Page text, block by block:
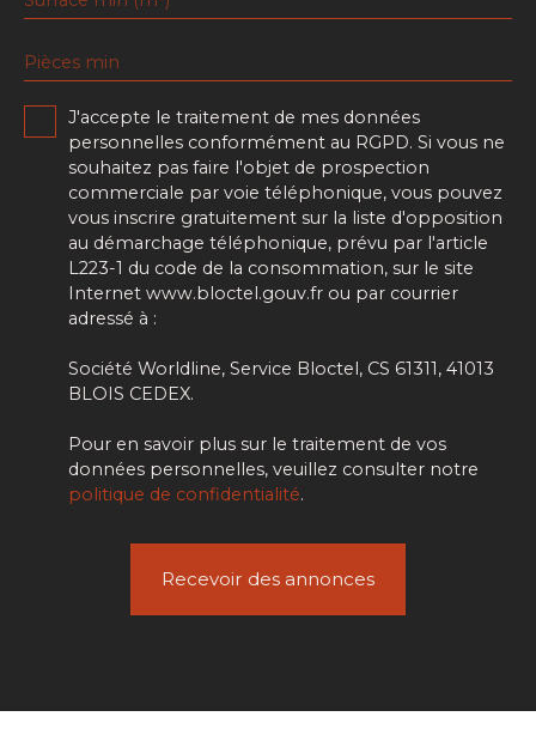
Pièces min
J'accepte le traitement de mes données
personnelles conformément au RGPD. Si vous ne
souhaitez pas faire l'objet de prospection
commerciale par voie téléphonique, vous pouvez
vous inscrire gratuitement sur la liste d'opposition
au démarchage téléphonique, prévu par l'article
L223-1 du code de la consommation, sur le site
Internet www.bloctel.gouv.fr ou par courrier
adressé à :
Société Worldline, Service Bloctel, CS 61311, 41013
BLOIS CEDEX.
Pour en savoir plus sur le traitement de vos
données personnelles, veuillez consulter notre
politique de confidentialité.
Recevoir des annonces